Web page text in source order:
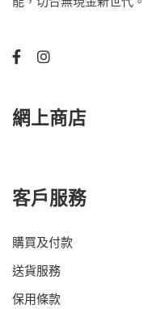
網上商店
客戶服務
購買及付款
送貨服務
保用條款